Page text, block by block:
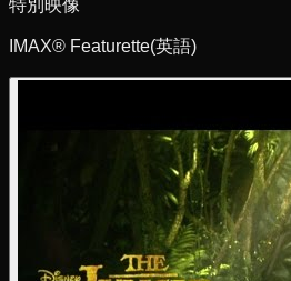
特別映像
IMAX® Featurette(英語)